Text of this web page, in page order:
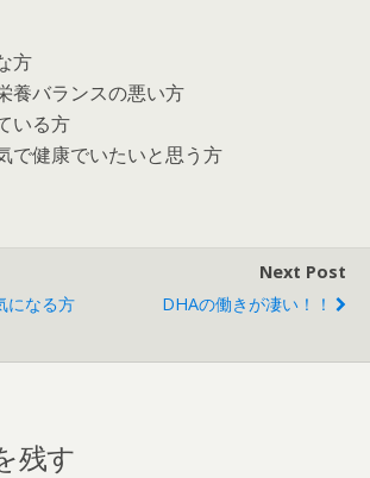
方
養バランスの悪い方
いる方
で健康でいたいと思う方
になる方
Next Post
DHAの働きが凄い！！
残す